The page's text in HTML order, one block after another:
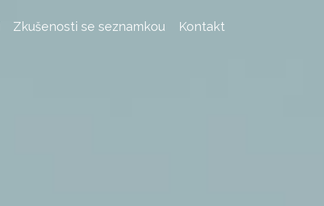
Zkušenosti se seznamkou Kontakt